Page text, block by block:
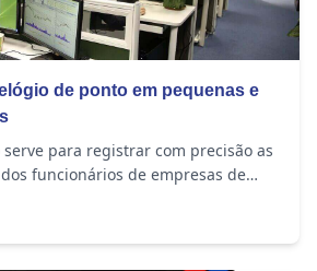
de ponto em pequenas e
para registrar com precisão as
funcionários de empresas de